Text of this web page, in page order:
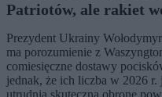
Patriotów, ale rakiet
Prezydent Ukrainy
ma porozumienie z
comiesięczne dostawy
jednak, że ich liczba w 2026
utrudnia skuteczną obronę